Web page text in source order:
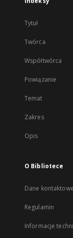
Tytuł
Twórca
Współtwórca
Powiązanie
Temat
Zakres
Opis
O Bibliotece
Dane kontaktowe
Regulamin
Informacje